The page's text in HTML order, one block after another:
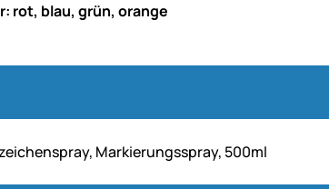
rot, blau, grün, orange
Markierungsspray, 500ml